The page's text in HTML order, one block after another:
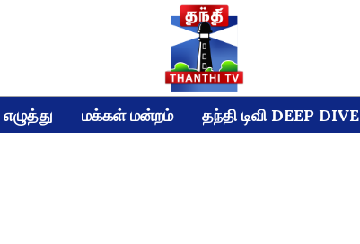
மக்கள் மன்றம் தந்தி டிவி DEEP DIVE